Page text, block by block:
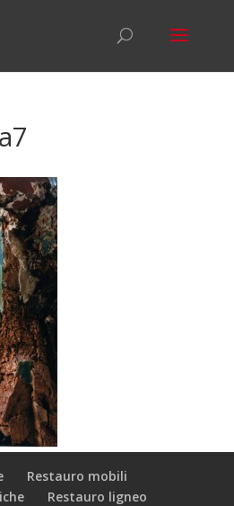
Restauro mobili
Restauro ligneo